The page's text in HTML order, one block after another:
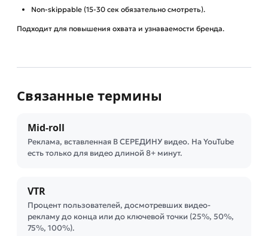
Non-skippable (15-30 сек обязательно смотреть).
Подходит для повышения охвата и узнаваемости бренда.
Связанные термины
Mid-roll
Реклама, вставленная В СЕРЕДИНУ видео. На YouTube
есть только для видео длиной 8+ минут.
VTR
Процент пользователей, досмотревших видео-
рекламу до конца или до ключевой точки (25%, 50%,
75%, 100%).